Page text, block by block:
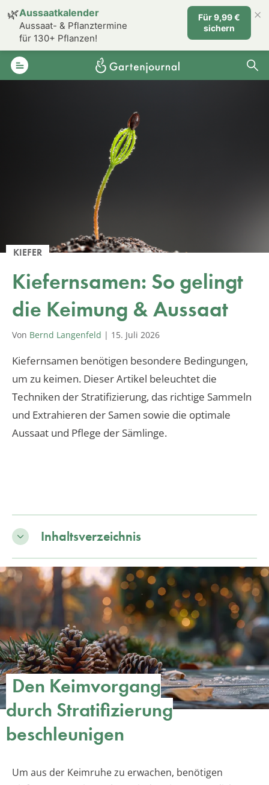
KIEFER
Kiefernsamen: So gelingt
die Keimung & Aussaat
Von Bernd Langenfeld | 15. Juli 2026
Kiefernsamen benötigen besondere Bedingungen,
um zu keimen. Dieser Artikel beleuchtet die
Techniken der Stratifizierung, das richtige Sammeln
und Extrahieren der Samen sowie die optimale
Aussaat und Pflege der Sämlinge.
Inhaltsverzeichnis
Den Keimvorgang
durch Stratifizierung
beschleunigen
Um aus der Keimruhe zu erwachen, benötigen
🌿Aussaatkalender
Aussaat- & Pflanztermine
für 130+ Pflanzen!
Für 9,99 €
sichern
×